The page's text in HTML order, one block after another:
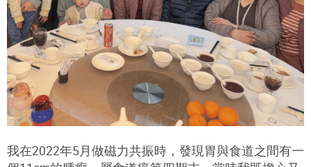
我在2022年5月做磁力共振時，發現胃與食道之間有一